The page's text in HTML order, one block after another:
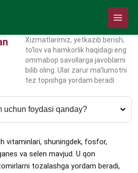
Main
Menu
Xizmatlarimiz, yetkazib berish,
to‘lov va hamkorlik haqidagi eng
ommabop savollarga javoblarni
bilib oling. Ular zarur ma’lumotni
tez topishga yordam beradi.
uchun foydasi qanday?
vitaminlari, shuningdek, fosfor,
va selen mavjud. U qon
tozalashga yordam beradi,